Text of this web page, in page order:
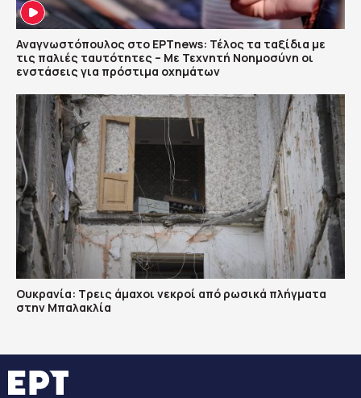
Αναγνωστόπουλος στο ΕΡΤnews: Τέλος τα ταξίδια με
τις παλιές ταυτότητες – Με Τεχνητή Νοημοσύνη οι
ενστάσεις για πρόστιμα οχημάτων
Ουκρανία: Τρεις άμαχοι νεκροί από ρωσικά πλήγματα
στην Μπαλακλία